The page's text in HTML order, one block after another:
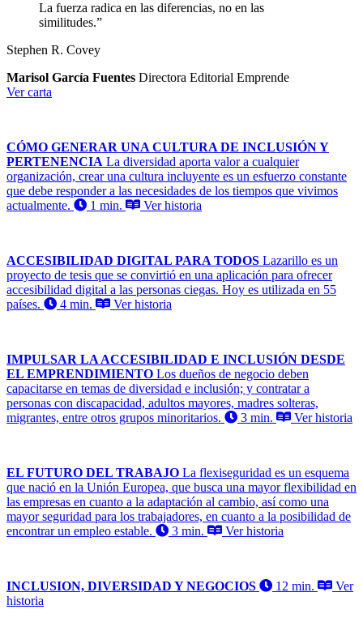
La fuerza radica en las diferencias, no en las
similitudes.”
Stephen R. Covey
Marisol García Fuentes Directora Editorial Emprende
Ver carta
CÓMO GENERAR UNA CULTURA DE INCLUSIÓN Y
PERTENENCIA La diversidad aporta valor a cualquier
organización, crear una cultura incluyente es un esfuerzo constante
que debe responder a las necesidades de los tiempos que vivimos
actualmente.
1 min. Ver historia
ACCESIBILIDAD DIGITAL PARA TODOS Lazarillo es un
proyecto de tesis que se convirtió en una aplicación para ofrecer
accesibilidad digital a las personas ciegas. Hoy es utilizada en 55
países.
4 min. Ver historia
IMPULSAR LA ACCESIBILIDAD E INCLUSIÓN DESDE
EL EMPRENDIMIENTO Los dueños de negocio deben
capacitarse en temas de diversidad e inclusión; y contratar a
personas con discapacidad, adultos mayores, madres solteras,
migrantes, entre otros grupos minoritarios.
3 min. Ver historia
EL FUTURO DEL TRABAJO La flexiseguridad es un esquema
que nació en la Unión Europea, que busca una mayor flexibilidad en
las empresas en cuanto a la adaptación al cambio, así como una
mayor seguridad para los trabajadores, en cuanto a la posibilidad de
encontrar un empleo estable.
3 min. Ver historia
INCLUSION, DIVERSIDAD Y NEGOCIOS 12 min.
Ver
historia